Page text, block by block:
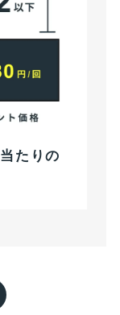
たりの